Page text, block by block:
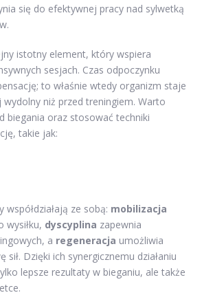
się do efektywnej pracy nad sylwetką
istotny element, który wspiera
sesjach. Czas odpoczynku
to właśnie wtedy organizm staje
wydolny niż przed treningiem. Warto
biegania oraz stosować techniki
takie jak:
ze sobą: mobilizacja
wysiłku, dyscyplina zapewnia
a regeneracja umożliwia
sił. Dzięki ich synergicznemu działaniu
lepsze rezultaty w bieganiu, ale także